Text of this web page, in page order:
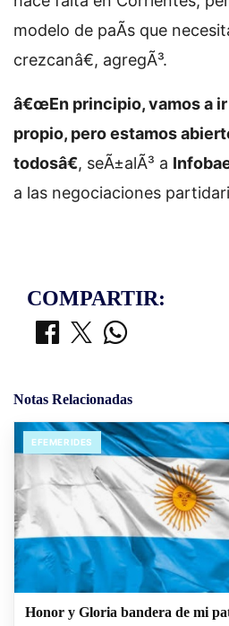
modelo de paÃ­s que
crezcanâ€, agregÃ³.
â€œEn principio, vamos a
propio, pero estamos
todosâ€, seÃ±alÃ³ a
a las negociaciones
COMPARTIR:
Notas Relacionadas
EFEMERIDES
Honor y Gloria bandera de mi